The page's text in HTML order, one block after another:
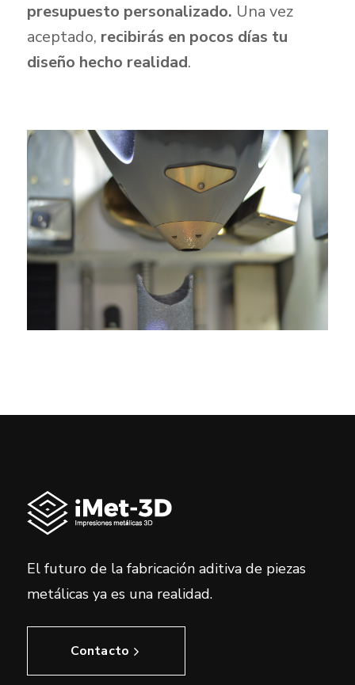
presupuesto personalizado. Una vez
aceptado, recibirás en pocos días tu
diseño hecho realidad.
El futuro de la fabricación aditiva de piezas
metálicas ya es una realidad.
Contacto